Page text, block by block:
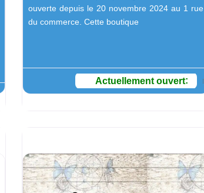
ouverte depuis le 20 novembre 2024 au 1 rue
du commerce. Cette boutique
Actuellement ouvert: